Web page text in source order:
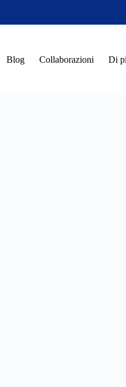
Blog Collaborazioni Di